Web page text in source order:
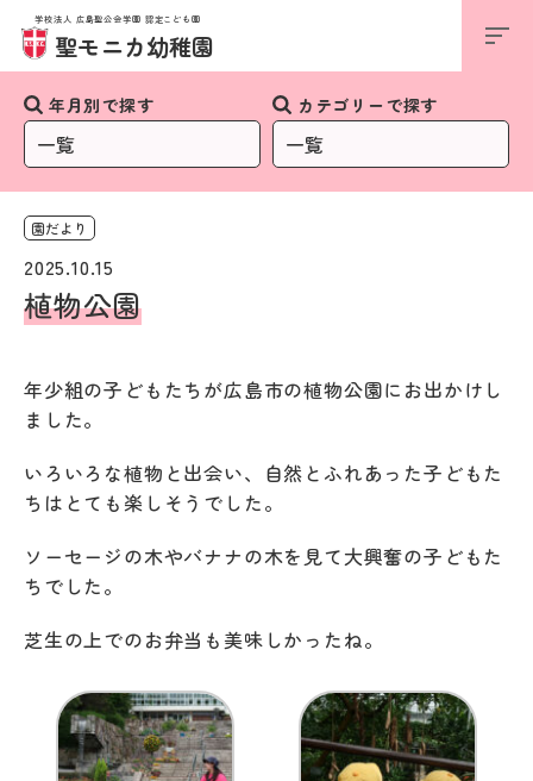
学校法人 広島聖公会学園 認定こども園
聖モニカ幼稚園
年月別で探す カテゴリーで探す
園だより
2025.10.15
植物公園
年少組の子どもたちが広島市の植物公園にお出かけし
ました。
いろいろな植物と出会い、自然とふれあった子どもた
ちはとても楽しそうでした。
ソーセージの木やバナナの木を見て大興奮の子どもた
ちでした。
芝生の上でのお弁当も美味しかったね。